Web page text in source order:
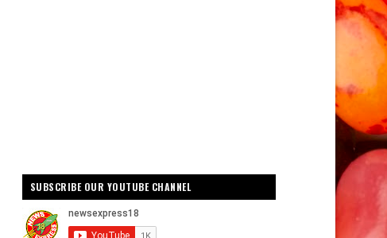
SUBSCRIBE OUR YOUTUBE CHANNEL